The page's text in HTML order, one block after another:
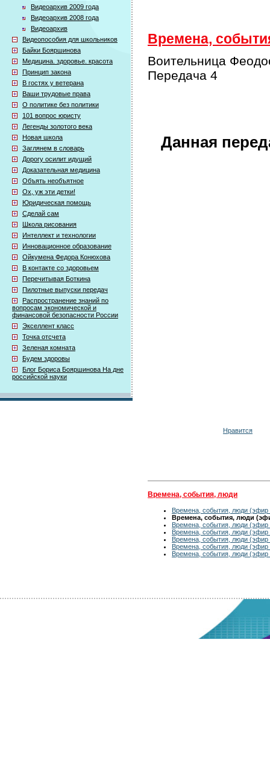
Видеоархив 2009 года
Видеоархив 2008 года
Видеоархив
Видеопособия для школьников
Байки Бояршинова
Медицина. здоровье. красота
Принцип закона
В гостях у ветерана
Ваши трудовые права
О политике без политики
101 вопрос юристу
Легенды золотого века
Новая школа
Заглянем в словарь
Дорогу осилит идущий
Доказательная медицина
Объять необъятное
Ох, уж эти детки!
Юридическая помощь
Сделай сам
Школа рисования
Интеллект и технологии
Инновационное образование
Ойкумена Федора Конюхова
В контакте со здоровьем
Перечитывая Боткина
Пилотные выпуски передач
Распространение знаний по
вопросам экономической и
финансовой безопасности России
Экселлент класс
Точка отсчета
Зеленая комната
Будем здоровы
Блог Бориса Бояршинова На дне
российской науки
Времена,
Воительница
Передача 4
Данная
Нравится
Времена, события, люди
Времена, события, люди (эфир
Времена, события, люди
Времена, события, люди (эфир
Времена, события, люди (эфир
Времена, события, люди (эфир
Времена, события, люди (эфир
Времена, события, люди (эфир